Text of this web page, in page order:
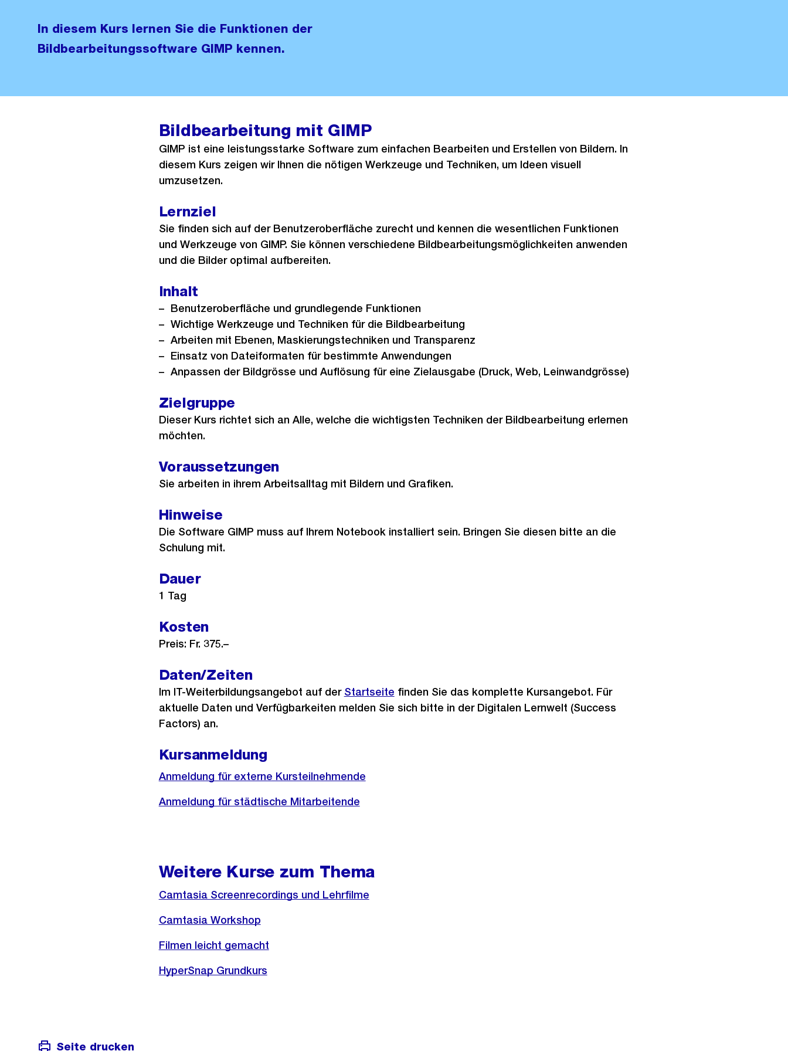
In diesem Kurs lernen Sie die Funktionen der
Bildbearbeitungssoftware GIMP kennen.
Bildbearbeitung mit GIMP
GIMP ist eine leistungsstarke Software zum einfachen Bearbeiten und Erstellen von Bildern. In
diesem Kurs zeigen wir Ihnen die nötigen Werkzeuge und Techniken, um Ideen visuell
umzusetzen.
Lernziel
Sie finden sich auf der Benutzeroberfläche zurecht und kennen die wesentlichen Funktionen
und Werkzeuge von GIMP. Sie können verschiedene Bildbearbeitungsmöglichkeiten anwenden
und die Bilder optimal aufbereiten.
Inhalt
Benutzeroberfläche und grundlegende Funktionen
Wichtige Werkzeuge und Techniken für die Bildbearbeitung
Arbeiten mit Ebenen, Maskierungstechniken und Transparenz
Einsatz von Dateiformaten für bestimmte Anwendungen
Anpassen der Bildgrösse und Auflösung für eine Zielausgabe (Druck, Web, Leinwandgrösse)
Zielgruppe
Dieser Kurs richtet sich an Alle, welche die wichtigsten Techniken der Bildbearbeitung erlernen
möchten.
Voraussetzungen
Sie arbeiten in ihrem Arbeitsalltag mit Bildern und Grafiken.
Hinweise
Die Software GIMP muss auf Ihrem Notebook installiert sein. Bringen Sie diesen bitte an die
Schulung mit.
Dauer
1 Tag
Kosten
Preis: Fr. 375.–
Daten/Zeiten
Im IT-Weiterbildungsangebot auf der Startseite finden Sie das komplette Kursangebot. Für
aktuelle Daten und Verfügbarkeiten melden Sie sich bitte in der Digitalen Lernwelt (Success
Factors) an.
Kursanmeldung
Anmeldung für externe Kursteilnehmende
Anmeldung für städtische Mitarbeitende
Weitere Kurse zum Thema
Camtasia Screenrecordings und Lehrfilme
Camtasia Workshop
Filmen leicht gemacht
HyperSnap Grundkurs
Seite drucken